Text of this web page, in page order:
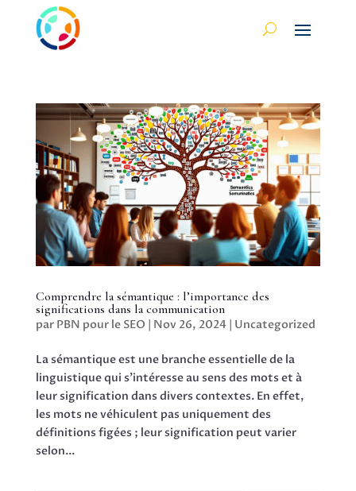
Comprendre la sémantique : l’importance des
significations dans la communication
par PBN pour le SEO | Nov 26, 2024| Uncategorized
La sémantique est une branche essentielle de la
linguistique qui s’intéresse au sens des mots et à
leur signification dans divers contextes. En effet,
les mots ne véhiculent pas uniquement des
définitions figées ; leur signification peut varier
selon...